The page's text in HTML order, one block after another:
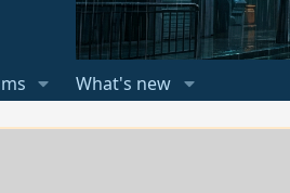
What's new